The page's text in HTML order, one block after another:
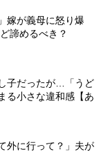
嫁が義母に怒り爆
諦めるべき？
子だったが…「うど
る小さな違和感【あ
外に行って？」夫が